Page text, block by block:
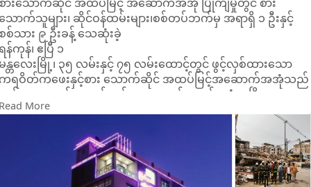
ားသောက်ဆိုင် အထပ်မြင့် အဆောက်အအုံ ပြိုကျမှုတွင် စား
ောက်သူများ၊ ဆိုင်ဝန်ထမ်းများ၊စစ်တပ်ဘက်မှ အရာရှိ ၁ ဦးနှင့်
စ်သား ၉ ဦးခန့် သေဆုံးခဲ့
န်ကုန်၊ ဧပြီ ၁
န္တလေးမြို့၊ ၃၅ လမ်းနှင့် ၇၅ လမ်းထောင့်တွင် ဖွင့်လှစ်ထားသော
ရဝိတ်ကဖေးနှင့်စား သောက်ဆိုင် အထပ်မြင့်အဆောက်အအုံသည်
တ်လ ၂၈ ရက်နေ့ လှုပ်ခတ်သော ငလျင်အတွင်း လုံး၀ ပြိုကျမှု
ြစ်ပွားခဲ့ရာ စားသောက်သူများ၊ ဆိုင်ဝန်ထမ်းများနှင့်အတူ စစ်တပ်
က်မှ အရာရှိ ၁ ဦးနှင့် စစ်သား ၉ ဦးခန့် သေဆုံးခဲ့ကြောင်း သိရှိရ
တ်လ ၂၈ ရက်နေ့ မွန်းလွဲ ၁၂ နာရီ ၅၂ မိနစ်အချိန် ပြင်းအား ၇
သမ ၇ အဆင့်ရှိ ငလျင်ကြီး လှုပ်ခတ်ခဲ့သော ကြောင့် မန္တလေးမြို့၊
More